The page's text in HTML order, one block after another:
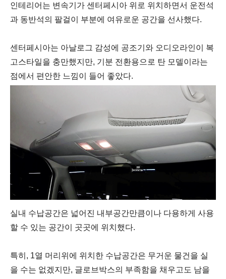
인테리어는 변속기가 센터페시아 위로 위치하면서 운전석
과 동반석의 팔걸이 부분에 여유로운 공간을 선사했다.
센터페시아는 아날로그 감성에 공조기와 오디오라인이 복
고스타일을 충만했지만, 기분 전환용으로 탄 모델이라는
점에서 편안한 느낌이 들어 좋았다.
실내 수납공간은 넓어진 내부공간만큼이나 다용하게 사용
할 수 있는 공간이 곳곳에 위치했다.
특히, 1열 머리위에 위치한 수납공간은 무거운 물건을 실
을 수는 없겠지만, 글로브박스의 부족함을 채우고도 남을